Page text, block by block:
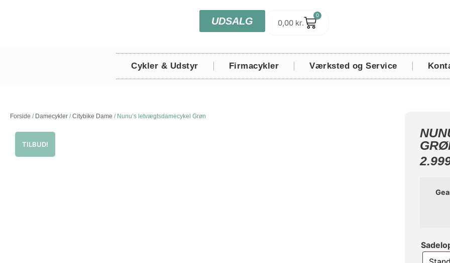
UDSALG 0,00 kr.
0
Cykler & Udstyr Firmacykler Værksted og Service
Forside / Damecykler /Citybike Dame / Nunu’s letvægtsdamecykel Grøn
TILBUD!